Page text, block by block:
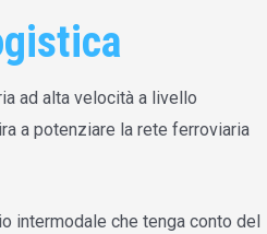
ad alta velocità a livello
a potenziare la rete ferroviaria
intermodale che tenga conto del